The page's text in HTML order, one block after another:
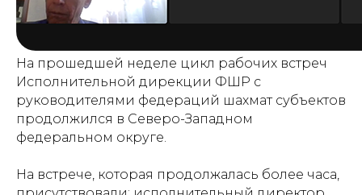
На прошедшей неделе цикл рабочих встреч
Исполнительной дирекции ФШР с
руководителями федераций шахмат субъектов
продолжился в Северо-Западном
федеральном округе.
На встрече, которая продолжалась более часа,